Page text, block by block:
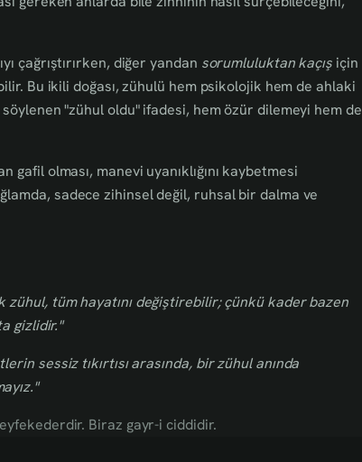
çağrıştırırken, diğer yandan sorumluluktan kaçış için
Bu ikili doğası, zühulü hem psikolojik hem de ahlaki
"zühul oldu" ifadesi, hem özür dilemeyi hem de
olması, manevi uyanıklığını kaybetmesi
sadece zihinsel değil, ruhsal bir dalma ve
zühul, tüm hayatını değiştirebilir; çünkü kader bazen
gizlidir."
sessiz tıkırtısı arasında, bir zühul anında
Biraz gayr-i ciddidir.